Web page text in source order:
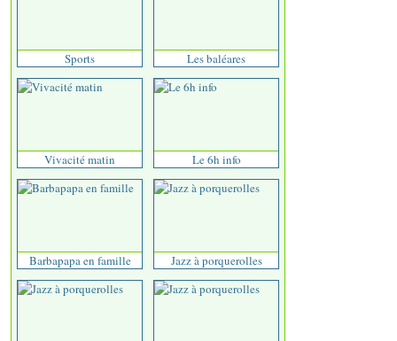
Sports Les baléares
Vivacité matin Le 6h info
Barbapapa en famille Jazz à porquerolles